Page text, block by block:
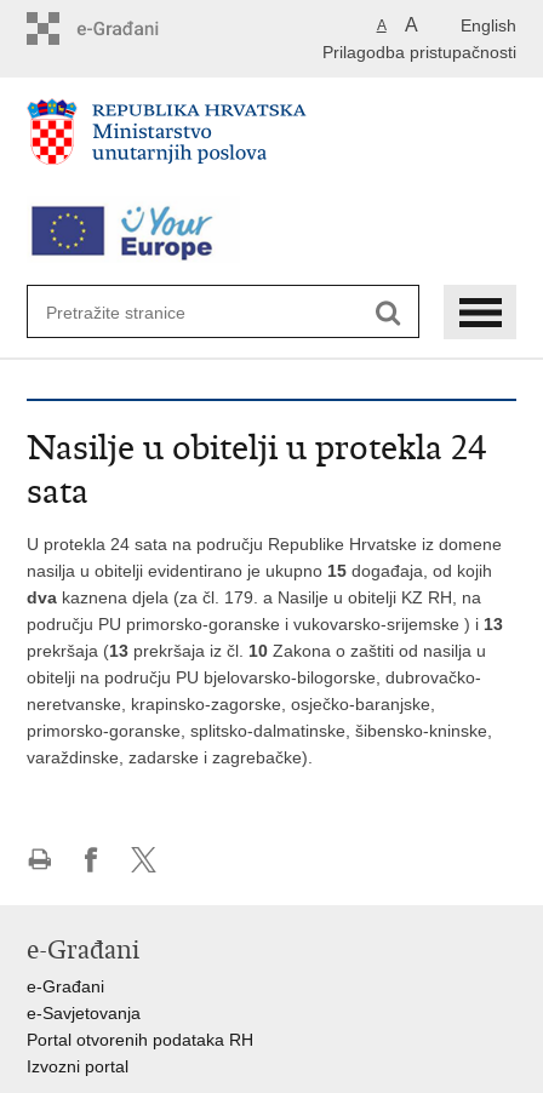
English
A A
Prilagodba pristupačnosti
Nasilje u obitelji u protekla 24
sata
U protekla 24 sata na području Republike Hrvatske iz domene
nasilja u obitelji evidentirano je ukupno 15 događaja, od kojih
dva kaznena djela (za čl. 179. a Nasilje u obitelji KZ RH, na
području PU primorsko-goranske i vukovarsko-srijemske ) i 13
prekršaja (13 prekršaja iz čl. 10Zakona o zaštiti od nasilja u
obitelji na području PU bjelovarsko-bilogorske, dubrovačko-
neretvanske, krapinsko-zagorske, osječko-baranjske,
primorsko-goranske, splitsko-dalmatinske, šibensko-kninske,
varaždinske, zadarske i zagrebačke).
Facebooku
X-
e-Građani
e-Građani
e-Savjetovanja
Portal otvorenih podataka RH
Izvozni portal